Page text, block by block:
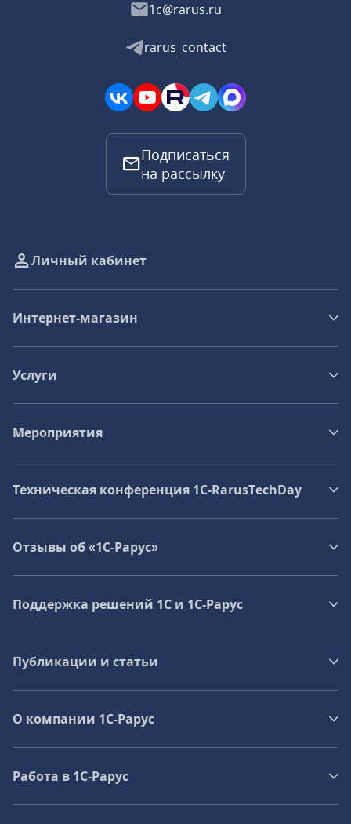
1c@rarus.ru
rarus_contact
Подписаться
на рассылку
Личный кабинет
Интернет-магазин
Услуги
Мероприятия
Техническая конференция 1C‑RarusTechDay
Отзывы об «1С-Рарус»
Поддержка решений 1С и 1С‑Рарус
Публикации и статьи
О компании 1C-Рарус
Работа в 1С‑Рарус